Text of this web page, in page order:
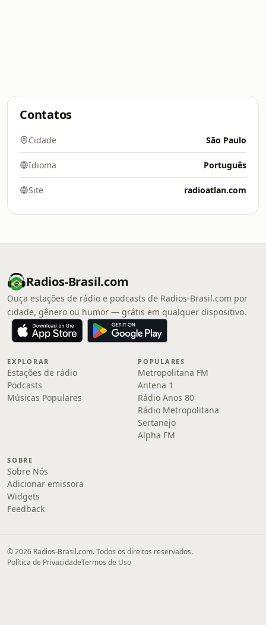
Contatos
Cidade São Paulo
Idioma Português
Site radioatlan.com
Radios-Brasil.com
Ouça estações de rádio e podcasts de Radios-Brasil.com por
cidade, gênero ou humor — grátis em qualquer dispositivo.
EXPLORAR
Estações de rádio
Podcasts
Músicas Populares
POPULARES
Metropolitana FM
Antena 1
Rádio Anos 80
Rádio Metropolitana
Sertanejo
Alpha FM
SOBRE
Sobre Nós
Adicionar emissora
Widgets
Feedback
© 2026 Radios-Brasil.com. Todos os direitos reservados.
Política de PrivacidadeTermos de Uso